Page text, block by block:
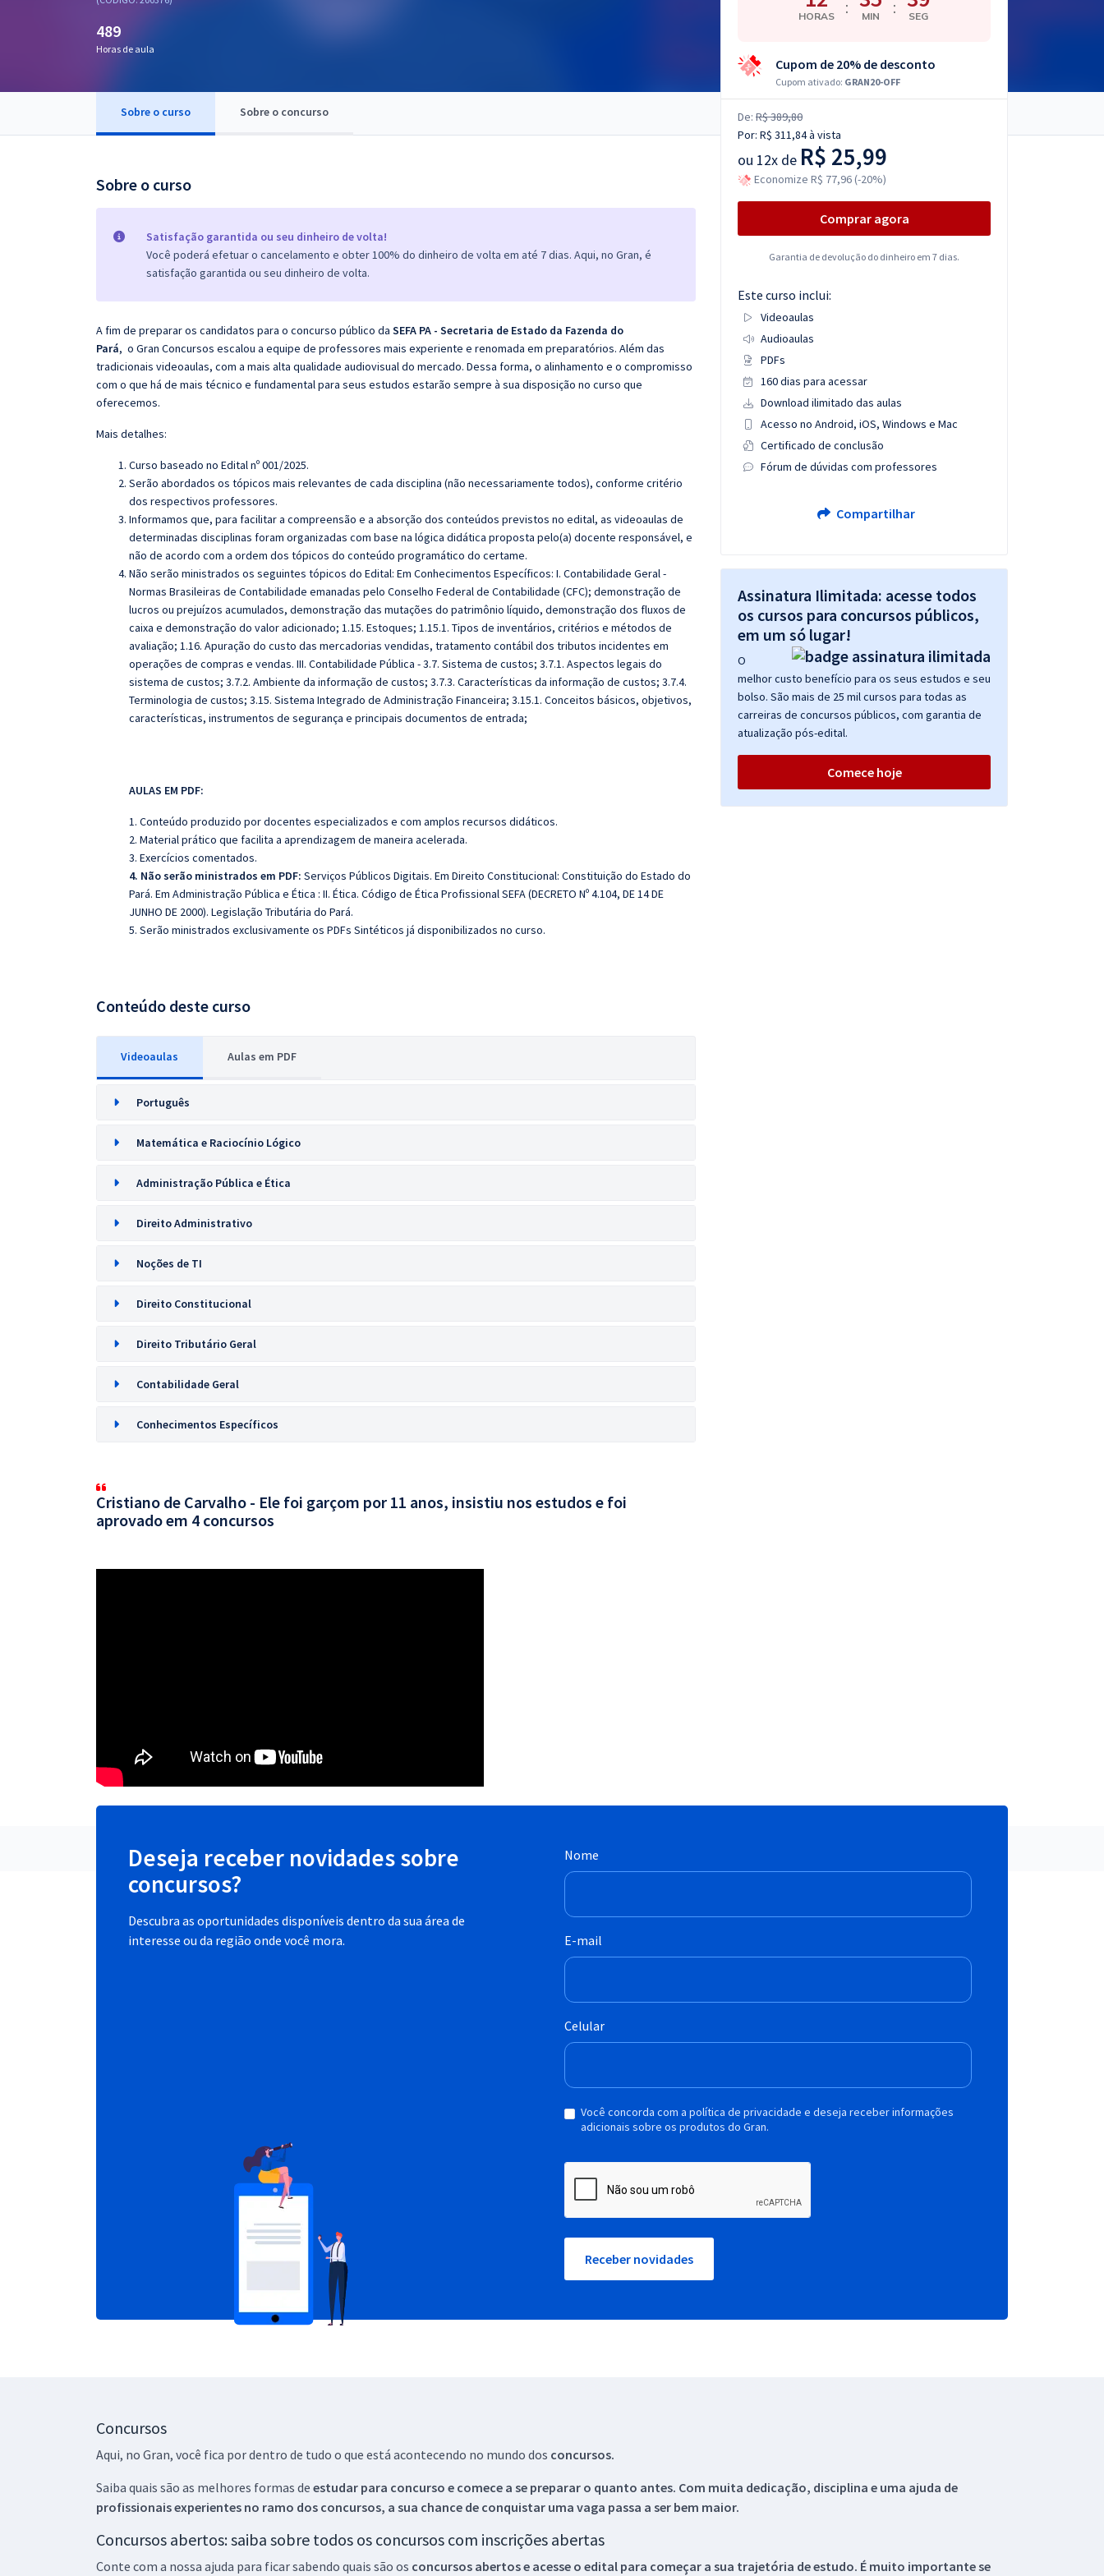
OAB
489
Horas de aula
Sobre o curso Sobre o concurso
Sobre o curso
Satisfação garantida ou seu dinheiro de volta!
Você poderá efetuar o cancelamento e obter 100% do dinheiro de volta em até 7 dias. Aqui, no Gran, é
satisfação garantida ou seu dinheiro de volta.
A fim de preparar os candidatos para o concurso público da SEFA PA - Secretaria de Estado da Fazenda do
Pará, o Gran Concursos escalou a equipe de professores mais experiente e renomada em preparatórios. Além das
tradicionais videoaulas, com a mais alta qualidade audiovisual do mercado. Dessa forma, o alinhamento e o compromisso
com o que há de mais técnico e fundamental para seus estudos estarão sempre à sua disposição no curso que
oferecemos.
Mais detalhes:
Curso baseado no Edital nº 001/2025.
Serão abordados os tópicos mais relevantes de cada disciplina (não necessariamente todos), conforme critério
dos respectivos professores.
Informamos que, para facilitar a compreensão e a absorção dos conteúdos previstos no edital, as videoaulas de
determinadas disciplinas foram organizadas com base na lógica didática proposta pelo(a) docente responsável, e
não de acordo com a ordem dos tópicos do conteúdo programático do certame.
Não serão ministrados os seguintes tópicos do Edital: Em Conhecimentos Específicos: I. Contabilidade Geral -
Normas Brasileiras de Contabilidade emanadas pelo Conselho Federal de Contabilidade (CFC); demonstração de
lucros ou prejuízos acumulados, demonstração das mutações do patrimônio líquido, demonstração dos fluxos de
caixa e demonstração do valor adicionado; 1.15. Estoques; 1.15.1. Tipos de inventários, critérios e métodos de
avaliação; 1.16. Apuração do custo das mercadorias vendidas, tratamento contábil dos tributos incidentes em
operações de compras e vendas. III. Contabilidade Pública -3.7. Sistema de custos; 3.7.1. Aspectos legais do
sistema de custos; 3.7.2. Ambiente da informação de custos; 3.7.3. Características da informação de custos; 3.7.4.
Terminologia de custos; 3.15. Sistema Integrado de Administração Financeira; 3.15.1. Conceitos básicos, objetivos,
características, instrumentos de segurança e principais documentos de entrada;
AULAS EM PDF:
1. Conteúdo produzido por docentes especializados e com amplos recursos didáticos.
2. Material prático que facilita a aprendizagem de maneira acelerada.
3. Exercícios comentados.
4. Não serão ministrados em PDF: Serviços Públicos Digitais. Em Direito Constitucional: Constituição do Estado do
Pará. Em Administração Pública e Ética : II. Ética. Código de Ética Profissional SEFA (DECRETO Nº 4.104, DE 14 DE
JUNHO DE 2000). Legislação Tributária do Pará.
5. Serão ministrados exclusivamente os PDFs Sintéticos já disponibilizados no curso.
Conteúdo deste curso
Videoaulas Aulas em PDF
Português
Matemática e Raciocínio Lógico
Administração Pública e Ética
Direito Administrativo
Noções de TI
Direito Constitucional
Direito Tributário Geral
Contabilidade Geral
Conhecimentos Específicos
Cristiano de Carvalho - Ele foi garçom por 11 anos, insistiu nos estudos e foi
aprovado em 4 concursos
HORAS : MIN : SEG
Cupom de 20% de desconto
Cupom ativado: GRAN20-OFF
De: R$ 389,80
Por: R$ 311,84à vista
ou 12x de R$ 25,99
Economize R$ 77,96 (-20%)
Comprar agora
Garantia de devolução do dinheiro em 7 dias.
Este curso inclui:
Videoaulas
Audioaulas
PDFs
160 dias para acessar
Download ilimitado das aulas
Acesso no Android, iOS, Windows e Mac
Certificado de conclusão
Fórum de dúvidas com professores
Compartilhar
Assinatura Ilimitada: acesse todos
os cursos para concursos públicos,
em um só lugar!
O
melhor custo benefício para os seus estudos e seu
bolso. São mais de 25 mil cursos para todas as
carreiras de concursos públicos, com garantia de
atualização pós-edital.
Comece hoje
Deseja receber novidades sobre
concursos?
Descubra as oportunidades disponíveis dentro da sua área de
interesse ou da região onde você mora.
Nome
E-mail
Celular
Você concorda com a política de privacidade e deseja receber informações
adicionais sobre os produtos do Gran.
Receber novidades
Concursos
Aqui, no Gran, você fica por dentro de tudo o que está acontecendo no mundo dos concursos.
Saiba quais são as melhores formas de estudar para concurso e comece a se preparar o quanto antes. Com muita dedicação, disciplina e uma ajuda de
profissionais experientes no ramo dos concursos, a sua chance de conquistar uma vaga passa a ser bem maior.
Concursos abertos: saiba sobre todos os concursos com inscrições abertas
Conte com a nossa ajuda para ficar sabendo quais são os concursos abertos e acesse o edital para começar a sua trajetória de estudo. É muito importante se